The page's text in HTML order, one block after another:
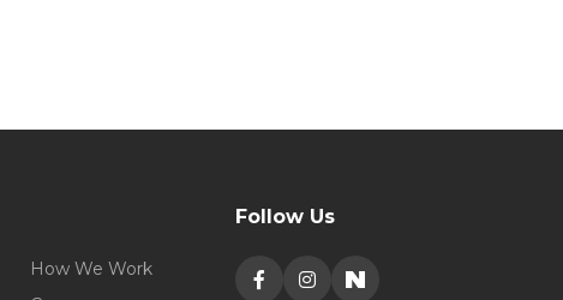
How We Work
Follow Us